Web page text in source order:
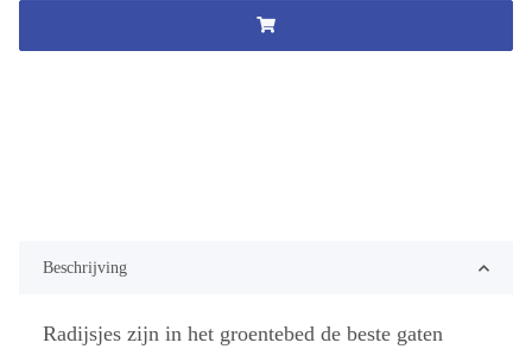
Beschrijving
Radijsjes zijn in het groentebed de beste gaten